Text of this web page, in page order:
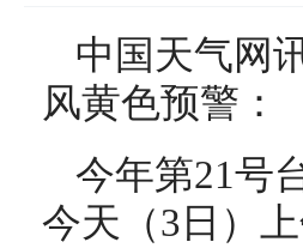
中国天气网
风黄色预警：
今年第21号
今天（3日）